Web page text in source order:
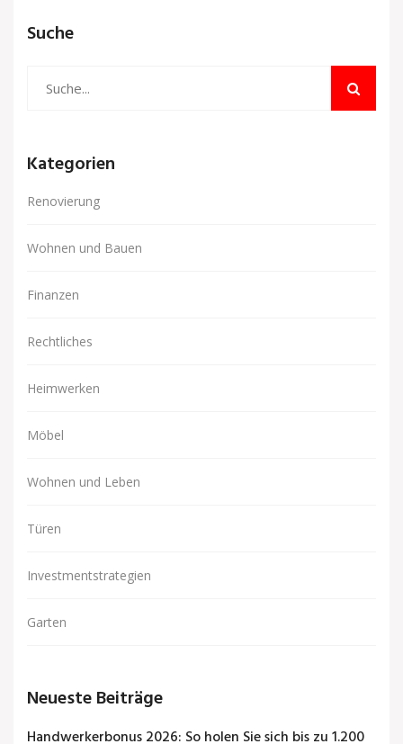
Suche
Kategorien
Renovierung
Wohnen und Bauen
Finanzen
Rechtliches
Heimwerken
Möbel
Wohnen und Leben
Türen
Investmentstrategien
Garten
Neueste Beiträge
Handwerkerbonus 2026: So holen Sie sich bis zu 1.200